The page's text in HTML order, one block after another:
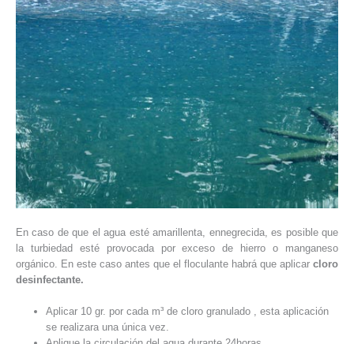
En caso de que el agua esté amarillenta, ennegrecida, es posible que
la turbiedad esté provocada por exceso de hierro o manganeso
orgánico. En este caso antes que el floculante habrá que aplicar cloro
desinfectante.
Aplicar 10 gr. por cada m³ de cloro granulado , esta aplicación
se realizara una única vez.